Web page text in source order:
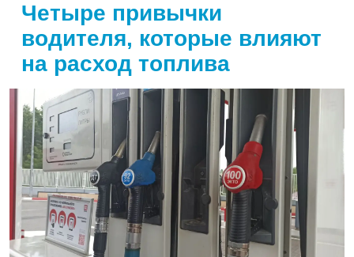
Четыре привычки
водителя, которые влияют
на расход топлива